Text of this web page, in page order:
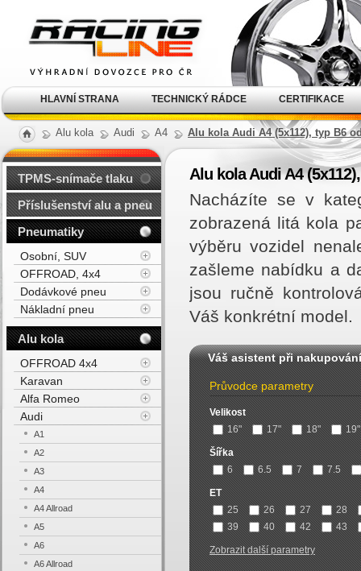
Alu kola Audi A4 Alu kola Audi A4 (5x112), typ B6
Alu kola Audi A4
Nacházíte se v
zobrazená litá kola
výběru vozidel
zašleme nabídku a
jsou ručně
Váš konkrétní model.
Váš asistent při nakupování
Průvodce parametry
Velikost
16"
17" 18" 19"
Šířka
6
6.5 7 7.5
ET
25
26 27
28
39
40 42 43
Zobrazit další parametry
TPMS-snímače tlaku
Příslušenství alu a pneu
Pneumatiky
Osobní, SUV
OFFROAD, 4x4
Dodávkové pneu
Nákladní pneu
Alu kola
OFFROAD 4x4
Karavan
Alfa Romeo
Audi
A1
A2
A3
A4
A4 Allroad
A5
A6
A6 Allroad
kola Racing Line
HLAVNÍ STRANA TECHNICKÝ RÁDCE CERTIFIKACE